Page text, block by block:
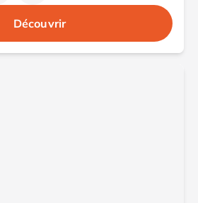
Découvrir